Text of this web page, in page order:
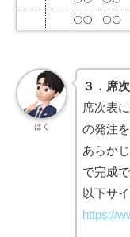
はく
３．席
席次表
の発注
あらか
で完成で
以下サ
https://